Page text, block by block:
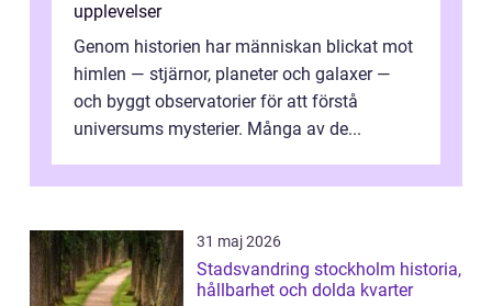
upplevelser
Genom historien har människan blickat mot
himlen — stjärnor, planeter och galaxer —
och byggt observatorier för att förstå
universums mysterier. Många av de...
31 maj 2026
Stadsvandring stockholm historia,
hållbarhet och dolda kvarter